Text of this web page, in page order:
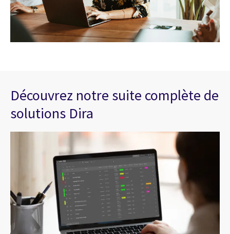
Découvrez notre suite complète de
solutions Dira